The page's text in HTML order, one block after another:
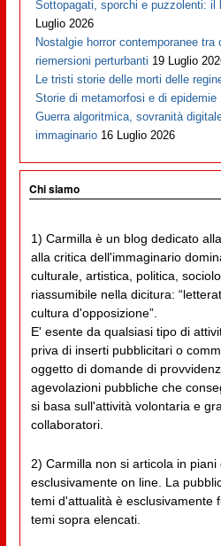
Sottopagati, sporchi e puzzolenti:
Luglio 2026
Nostalgie horror contemporanee
riemersioni perturbanti 19 Luglio
Le tristi storie delle morti delle
Storie di metamorfosi e di epidemie
Guerra algoritmica, sovranità
immaginario 16 Luglio 2026
Chi siamo
1) Carmilla è un blog dedicato
alla critica dell'immaginario
culturale, artistica, politica,
riassumibile nella dicitura:
cultura d'opposizione”.
E' esente da qualsiasi tipo di
priva di inserti pubblicitari o
oggetto di domande di
agevolazioni pubbliche che
si basa sull'attività volontaria e
collaboratori.
2) Carmilla non si articola in piani
esclusivamente on line. La
temi d'attualità è esclusivamente
temi sopra elencati.